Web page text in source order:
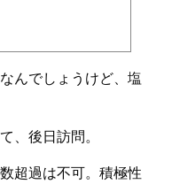
んでしょうけど、塩
、後日訪問。
超過は不可。積極性